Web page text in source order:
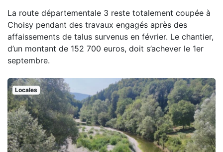
La route départementale 3 reste totalement coupée à
Choisy pendant des travaux engagés après des
affaissements de talus survenus en février. Le chantier,
d’un montant de 152 700 euros, doit s’achever le 1er
septembre.
Locales